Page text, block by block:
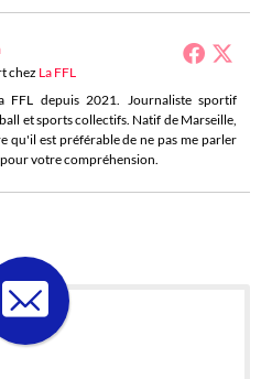
chez La FFL
FFL depuis 2021. Journaliste sportif
et sports collectifs. Natif de Marseille,
qu'il est préférable de ne pas me parler
votre compréhension.